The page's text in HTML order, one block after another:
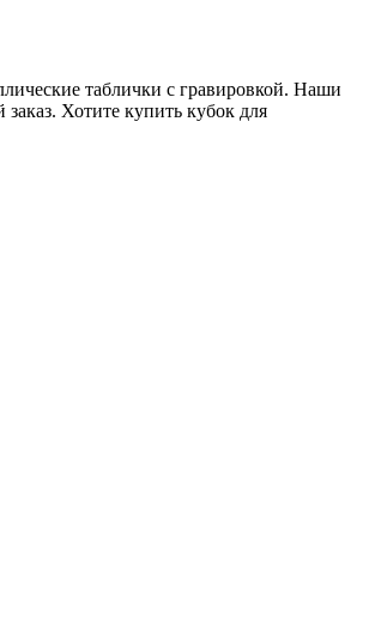
таблички с гравировкой. Наши
Хотите купить кубок для